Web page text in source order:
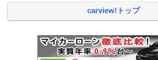
carview!トップ